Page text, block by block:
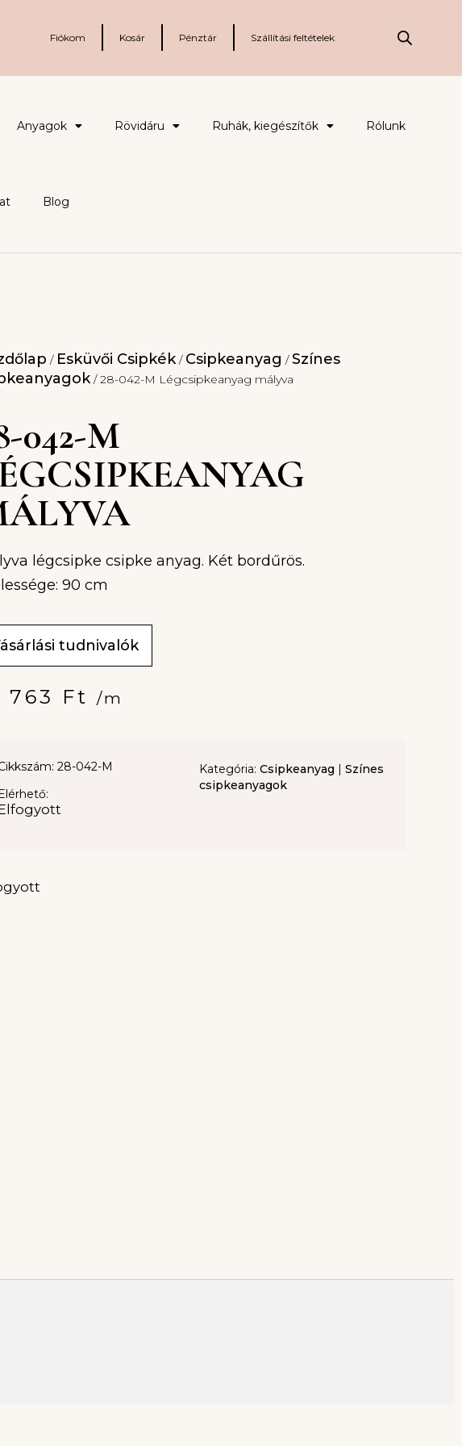
Fiókom Kosár Pénztár Szállítási feltételek
Anyagok Rövidáru Ruhák, kiegészítők Rólunk
Blog
/ Esküvői Csipkék/ Csipkeanyag /Színes
/ 28-042-M Légcsipkeanyag mályva
042-M
légcsipke csipke anyag. Két bordűrös.
90 cm
tudnivalók
763 Ft /m
28-042-M
Kategória: Csipkeanyag | Színes
csipkeanyagok